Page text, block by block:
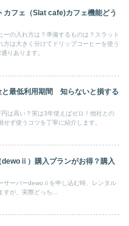
カフェ（Slat cafe)カフェ機能どう
ーの入れ方は？準備するものは？スラット
方は大きく分けてドリップコーヒーを使う
りあります。
と最低利用期間 知らないと損する
は高い？実は3年使えばゼロ！他社との
せず使うコツを丁寧に紹介します。
dewoⅱ）購入プランがお得？購入
サーバーdewoⅱを申し込む時、レンタル
すが、実際どっち...